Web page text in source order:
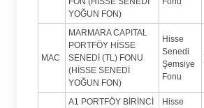
YOĞUN FON)
MAC
MARMARA CAPITAL
PORTFÖY HİSSE
SENEDİ (TL) FONU
(HİSSE SENEDİ
YOĞUN FON)
Hisse
Senedi
Şemsiye
Fonu
A1 PORTFÖY BİRİNCİ
Hisse